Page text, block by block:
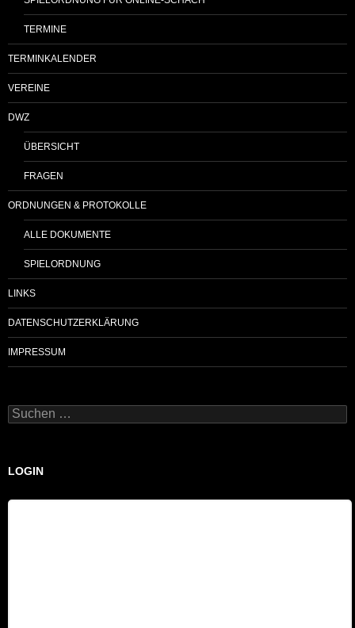
TERMINE
TERMINKALENDER
VEREINE
DWZ
ÜBERSICHT
FRAGEN
ORDNUNGEN & PROTOKOLLE
ALLE DOKUMENTE
SPIELORDNUNG
LINKS
DATENSCHUTZERKLÄRUNG
IMPRESSUM
Suchen
nach:
LOGIN